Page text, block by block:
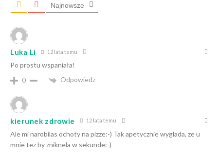
Najnowsze
Luka Li 12 lata temu
Po prostu wspaniała!
0
Odpowiedz
kierunek zdrowie 12 lata temu
Ale mi narobilas ochoty na pizze:-) Tak apetycznie wyglada, ze u
mnie tez by zniknela w sekunde:-)